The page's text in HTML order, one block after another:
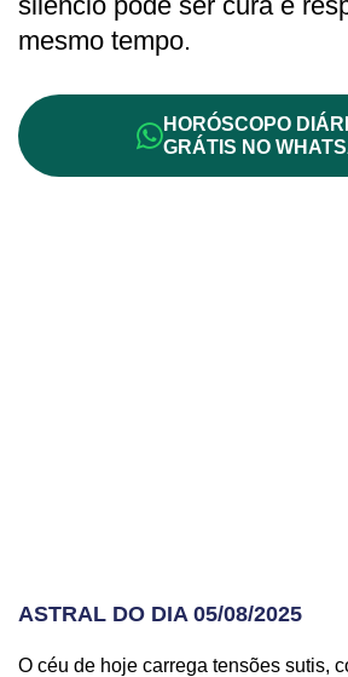
mesmo tempo.
HORÓSCOPO
GRÁTIS NO
ASTRAL DO DIA 05/08/2025
O céu de hoje carrega tensões sutis,